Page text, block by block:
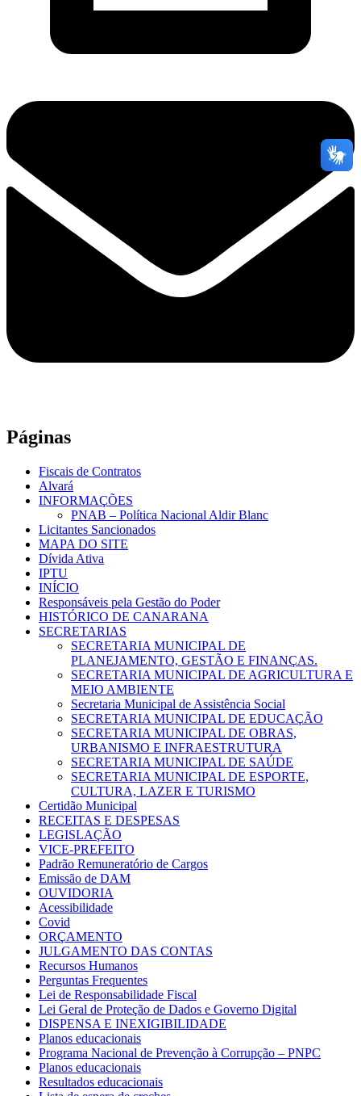
Páginas
Fiscais de Contratos
Alvará
INFORMAÇÕES
PNAB – Política Nacional Aldir Blanc
Licitantes Sancionados
MAPA DO SITE
Dívida Ativa
IPTU
INÍCIO
Responsáveis pela Gestão do Poder
HISTÓRICO DE CANARANA
SECRETARIAS
SECRETARIA MUNICIPAL DE
PLANEJAMENTO, GESTÃO E FINANÇAS.
SECRETARIA MUNICIPAL DE AGRICULTURA E
MEIO AMBIENTE
Secretaria Municipal de Assistência Social
SECRETARIA MUNICIPAL DE EDUCAÇÃO
SECRETARIA MUNICIPAL DE OBRAS,
URBANISMO E INFRAESTRUTURA
SECRETARIA MUNICIPAL DE SAÚDE
SECRETARIA MUNICIPAL DE ESPORTE,
CULTURA, LAZER E TURISMO
Certidão Municipal
RECEITAS E DESPESAS
LEGISLAÇÃO
VICE-PREFEITO
Padrão Remuneratório de Cargos
Emissão de DAM
OUVIDORIA
Acessibilidade
Covid
ORÇAMENTO
JULGAMENTO DAS CONTAS
Recursos Humanos
Perguntas Frequentes
Lei de Responsabilidade Fiscal
Lei Geral de Proteção de Dados e Governo Digital
DISPENSA E INEXIGIBILIDADE
Planos educacionais
Programa Nacional de Prevenção à Corrupção – PNPC
Planos educacionais
Resultados educacionais